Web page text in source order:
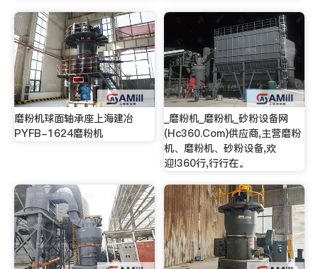
磨粉机球面轴承座上海建冶
PYFB-1624磨粉机
_磨粉机_磨粉机_砂粉设备网
(Hc360.Com)供应商,主营磨粉
机、磨粉机、砂粉设备,欢
迎!360行,行行在。